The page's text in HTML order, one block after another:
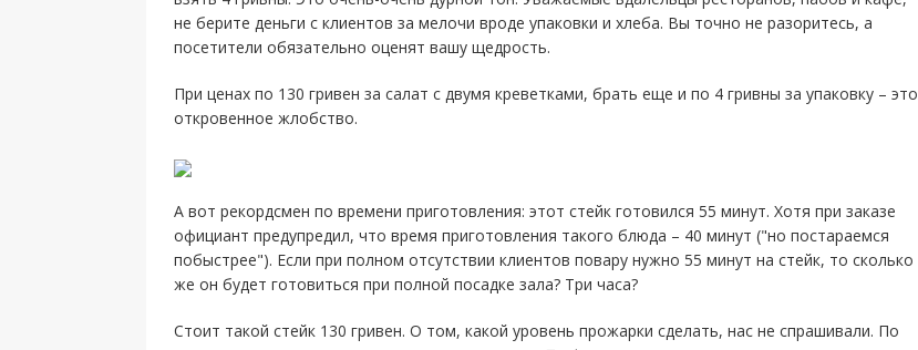
не берите деньги с клиентов за мелочи вроде упаковки и хлеба. Вы точно не разоритесь, а
посетители обязательно оценят вашу щедрость.
При ценах по 130 гривен за салат с двумя креветками, брать еще и по 4 гривны за упаковку – это
откровенное жлобство.
А вот рекордсмен по времени приготовления: этот стейк готовился 55 минут. Хотя при заказе
официант предупредил, что время приготовления такого блюда – 40 минут ("но постараемся
побыстрее"). Если при полном отсутствии клиентов повару нужно 55 минут на стейк, то сколько
же он будет готовиться при полной посадке зала? Три часа?
Стоит такой стейк 130 гривен. О том, какой уровень прожарки сделать, нас не спрашивали. По